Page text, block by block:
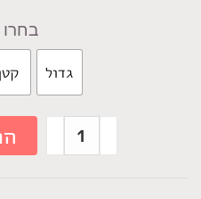
גדול
כמות
של